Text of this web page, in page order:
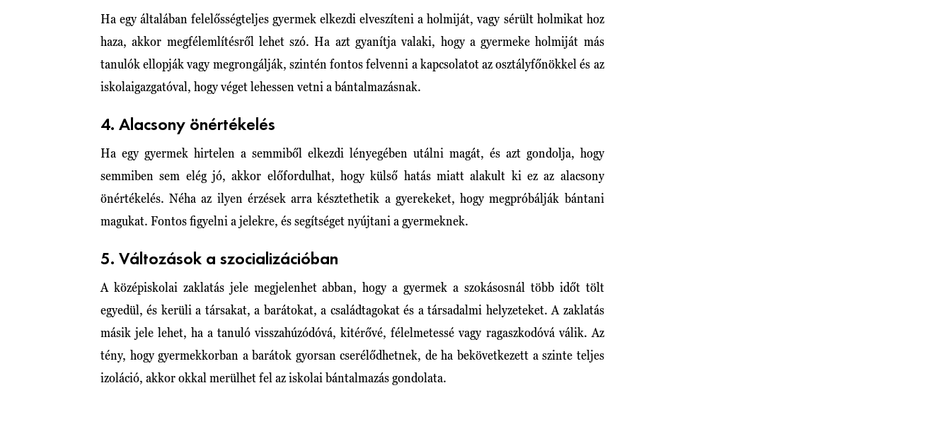
Ha egy általában felelősségteljes gyermek elkezdi elveszíteni a holmiját, vagy sérült holmikat hoz
haza, akkor megfélemlítésről lehet szó. Ha azt gyanítja valaki, hogy a gyermeke holmiját más
tanulók ellopják vagy megrongálják, szintén fontos felvenni a kapcsolatot az osztályfőnökkel és az
iskolaigazgatóval, hogy véget lehessen vetni a bántalmazásnak.
4. Alacsony önértékelés
Ha egy gyermek hirtelen a semmiből elkezdi lényegében utálni magát, és azt gondolja, hogy
semmiben sem elég jó, akkor előfordulhat, hogy külső hatás miatt alakult ki ez az alacsony
önértékelés. Néha az ilyen érzések arra késztethetik a gyerekeket, hogy megpróbálják bántani
magukat. Fontos figyelni a jelekre, és segítséget nyújtani a gyermeknek.
5. Változások a szocializációban
A középiskolai zaklatás jele megjelenhet abban, hogy a gyermek a szokásosnál több időt tölt
egyedül, és kerüli a társakat, a barátokat, a családtagokat és a társadalmi helyzeteket. A zaklatás
másik jele lehet, ha a tanuló visszahúzódóvá, kitérővé, félelmetessé vagy ragaszkodóvá válik. Az
tény, hogy gyermekkorban a barátok gyorsan cserélődhetnek, de ha bekövetkezett a szinte teljes
izoláció, akkor okkal merülhet fel az iskolai bántalmazás gondolata.